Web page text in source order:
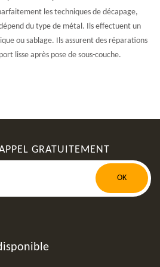
les techniques de décapage,
du type de métal. Ils effectuent un
ou sablage. Ils assurent des réparations
lisse après pose de sous-couche.
GRATUITEMENT